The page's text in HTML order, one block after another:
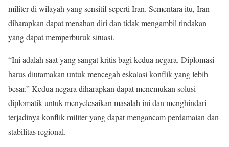
militer di wilayah yang sensitif seperti Iran. Sementara itu, Iran
diharapkan dapat menahan diri dan tidak mengambil tindakan
yang dapat memperburuk situasi.
“Ini adalah saat yang sangat kritis bagi kedua negara. Diplomasi
harus diutamakan untuk mencegah eskalasi konflik yang lebih
besar.” Kedua negara diharapkan dapat menemukan solusi
diplomatik untuk menyelesaikan masalah ini dan menghindari
terjadinya konflik militer yang dapat mengancam perdamaian dan
stabilitas regional.